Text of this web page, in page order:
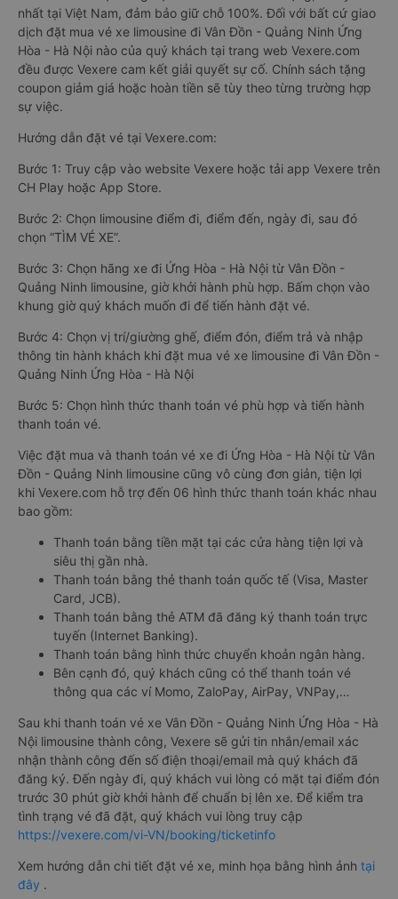
nhất tại Việt Nam, đảm bảo giữ chỗ 100%. Đối với bất cứ giao
dịch đặt mua vé xe limousine đi Vân Đồn - Quảng Ninh Ứng
Hòa - Hà Nội nào của quý khách tại trang web Vexere.com
đều được Vexere cam kết giải quyết sự cố. Chính sách tặng
coupon giảm giá hoặc hoàn tiền sẽ tùy theo từng trường hợp
sự việc.
Hướng dẫn đặt vé tại Vexere.com:
Bước 1: Truy cập vào website Vexere hoặc tải app Vexere trên
CH Play hoặc App Store.
Bước 2: Chọn limousine điểm đi, điểm đến, ngày đi, sau đó
chọn “TÌM VÉ XE”.
Bước 3: Chọn hãng xe đi Ứng Hòa - Hà Nội từ Vân Đồn -
Quảng Ninh limousine, giờ khởi hành phù hợp. Bấm chọn vào
khung giờ quý khách muốn đi để tiến hành đặt vé.
Bước 4: Chọn vị trí/giường ghế, điểm đón, điểm trả và nhập
thông tin hành khách khi đặt mua vé xe limousine đi Vân Đồn -
Quảng Ninh Ứng Hòa - Hà Nội
Bước 5: Chọn hình thức thanh toán vé phù hợp và tiến hành
thanh toán vé.
Việc đặt mua và thanh toán vé xe đi Ứng Hòa - Hà Nội từ Vân
Đồn - Quảng Ninh limousine cũng vô cùng đơn giản, tiện lợi
khi Vexere.com hỗ trợ đến 06 hình thức thanh toán khác nhau
bao gồm:
Thanh toán bằng tiền mặt tại các cửa hàng tiện lợi và
siêu thị gần nhà.
Thanh toán bằng thẻ thanh toán quốc tế (Visa, Master
Card, JCB).
Thanh toán bằng thẻ ATM đã đăng ký thanh toán trực
tuyến (Internet Banking).
Thanh toán bằng hình thức chuyển khoản ngân hàng.
Bên cạnh đó, quý khách cũng có thể thanh toán vé
thông qua các ví Momo, ZaloPay, AirPay, VNPay,…
Sau khi thanh toán vé xe Vân Đồn - Quảng Ninh Ứng Hòa - Hà
Nội limousine thành công, Vexere sẽ gửi tin nhắn/email xác
nhận thành công đến số điện thoại/email mà quý khách đã
đăng ký. Đến ngày đi, quý khách vui lòng có mặt tại điểm đón
trước 30 phút giờ khởi hành để chuẩn bị lên xe. Để kiểm tra
tình trạng vé đã đặt, quý khách vui lòng truy cập
https://vexere.com/vi-VN/booking/ticketinfo
Xem hướng dẫn chi tiết đặt vé xe, minh họa bằng hình ảnh tại
đây .